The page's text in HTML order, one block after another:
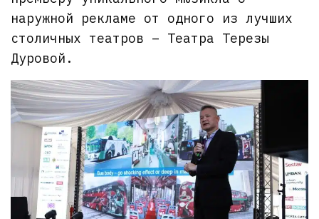
наружной рекламе от одного из лучших
столичных театров – Театра Терезы
Дуровой.